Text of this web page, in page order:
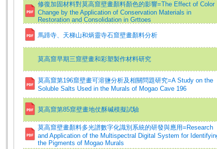
修復加固材料對莫高窟壁畫顏料顏色的影響=The Effect of Color
Change by the Application of Conservation Materials in
Restoration and Consolidation in Grttoes
馬蹄寺、天梯山和炳靈寺石窟壁畫顏料分析
莫高窟早期三窟壁畫和彩塑製作材料研究
莫高窟第196窟壁畫可溶鹽分析及相關問題研究=A Study on the
Soluble Salts Used in the Murals of Mogao Cave 196
莫高窟第85窟壁畫地仗酥碱模擬試驗
莫高窟壁畫顏料多光譜數字化識別系統的研發與應用=Research
and Application of the Multispectral Digital System for
the Pigments of Mogao Murals